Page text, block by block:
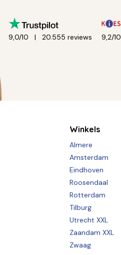
9,0/10 20.555 reviews 9,2/10
Winkels
Almere
Amsterdam
Eindhoven
Roosendaal
Rotterdam
Tilburg
Utrecht XXL
Zaandam XXL
Zwaag